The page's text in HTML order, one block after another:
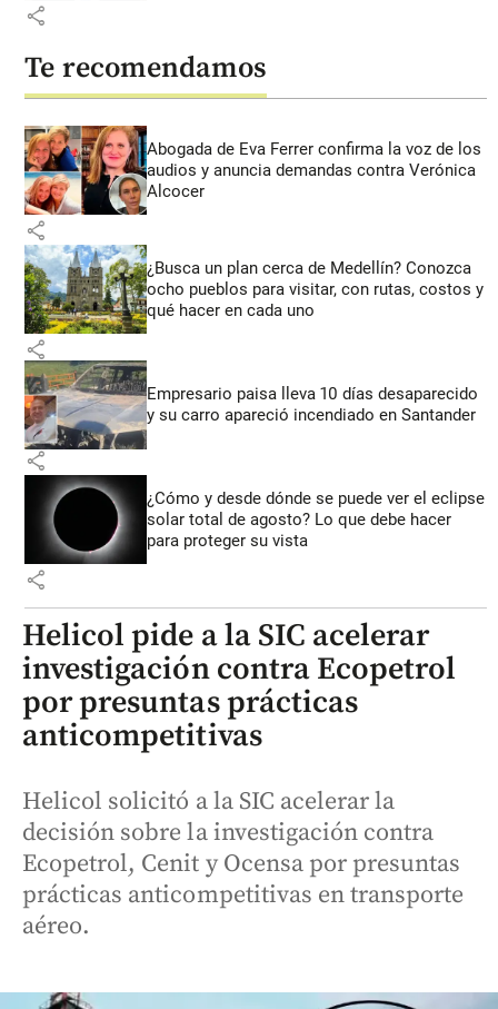
share
Te recomendamos
Abogada de Eva Ferrer confirma la voz de los
audios y anuncia demandas contra Verónica
Alcocer
share
¿Busca un plan cerca de Medellín? Conozca
ocho pueblos para visitar, con rutas, costos y
qué hacer en cada uno
share
Empresario paisa lleva 10 días desaparecido
y su carro apareció incendiado en Santander
share
¿Cómo y desde dónde se puede ver el eclipse
solar total de agosto? Lo que debe hacer
para proteger su vista
share
Helicol pide a la SIC acelerar
investigación contra Ecopetrol
por presuntas prácticas
anticompetitivas
Helicol solicitó a la SIC acelerar la
decisión sobre la investigación contra
Ecopetrol, Cenit y Ocensa por presuntas
prácticas anticompetitivas en transporte
aéreo.